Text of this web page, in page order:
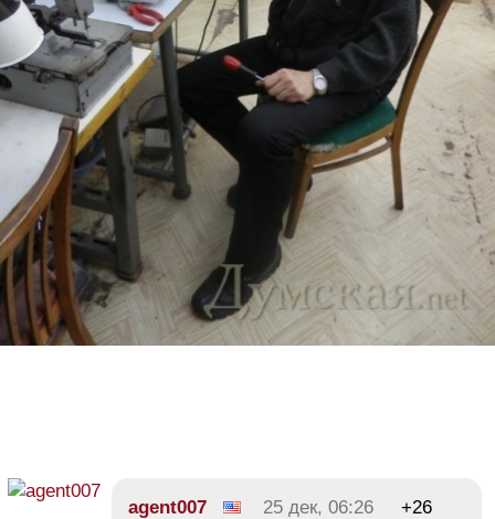
agent007 25 дек, 06:26
+26